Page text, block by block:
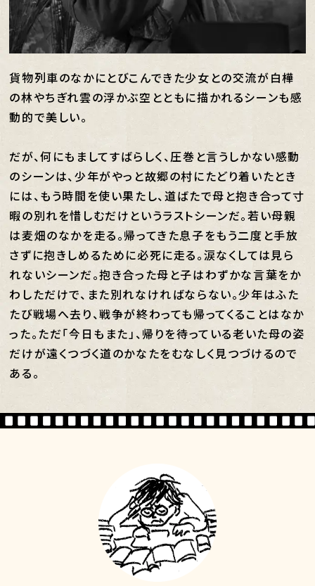
貨物列車のなかにとびこんできた少女との交流が白樺
の林やちぎれ雲の浮かぶ空とともに描かれるシーンも感
動的で美しい。
だが、何にもましてすばらしく、圧巻と言うしかない感動
のシーンは、少年がやっと故郷の村にたどり着いたとき
には、もう時間を使い果たし、道ばたで母と抱き合って寸
暇の別れを惜しむだけというラストシーンだ。若い母親
は麦畑のなかを走る。帰ってきた息子をもう二度と手放
さずに抱きしめるために必死に走る。涙なくしては見ら
れないシーンだ。抱き合った母と子はわずかな言葉をか
わしただけで、また別れなければならない。少年はふた
たび戦場へ去り、戦争が終わっても帰ってくることはなか
った。ただ「今日もまた」、帰りを待っている老いた母の姿
だけが遠くつづく道のかなたをむなしく見つづけるので
ある。